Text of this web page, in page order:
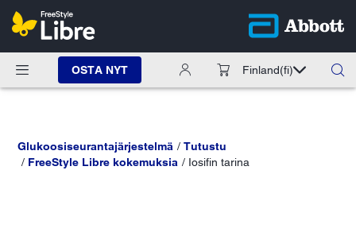
OSTA NYT Finland(fi)
Glukoosiseurantajärjestelmä
Tutustu
FreeStyle Libre kokemuksia
Iosifin tarina